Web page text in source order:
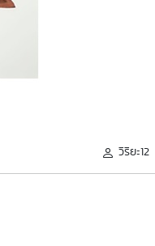
วิริยะ12